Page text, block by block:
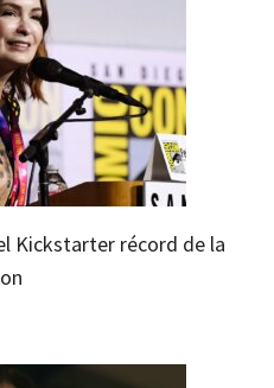
Kickstarter récord de la